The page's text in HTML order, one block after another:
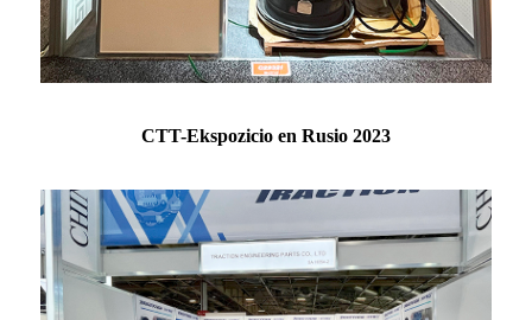
CTT-Ekspozicio en Rusio 2023